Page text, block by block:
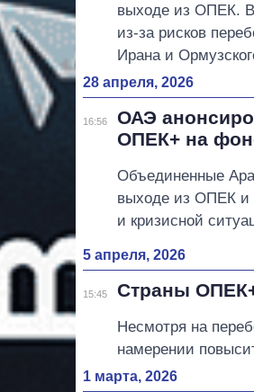
выходе из ОПЕК. В
из-за рисков
Ирана и
28 апреля, 2026
16:56
ОАЭ
ОПЕК+ на
Объединенные
выходе из ОПЕК
и кризисной
5 апреля, 2026
15:45 Страны
Несмотря на
намерении
1 марта, 2026